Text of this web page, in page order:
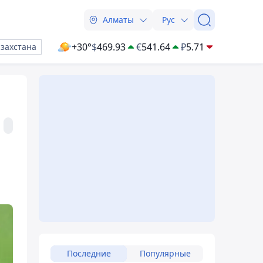
Алматы Рус
+30°$469.93 €541.64 ₽5.71
Последние Популярные